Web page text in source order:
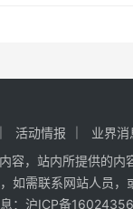
活动情报 业界消
容，站内所提供的内
如需联系网站人员
： 沪ICP备